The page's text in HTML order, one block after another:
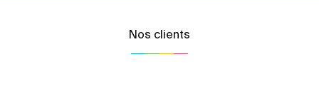
Nos clients